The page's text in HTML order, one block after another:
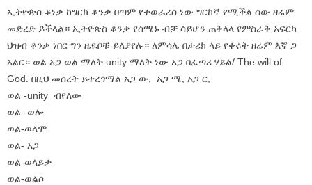
ኢትዮጵስ ቆነቃ ከግርክ ቆንቃ በጣም የተወራረሰ ነው ግርከኛ የሚችል ሰው ዘሬም
መድረድ ይችላል። ኢትዮጵስ ቆንቃ የሰሜኑ ብቻ ሳይሆን ጠቅላላ የምስራቅ አፍርካ
ህዝብ ቆንቃ ነበር ግን ዜዪቦቹ ይለያየሉ። ለምሳሌ በታሪክ ላይ የቀሩት ዘሬም እኛ ጋ
አልር። ወል አጋ ወል ማለት unity ማለት ነው አጋ በፈጣሪ ሃይል/ The will of
God. በዚህ መሰረት ይተረጎማል አጋ ው, አጋ ሜ, አጋ ር,
ወል -unity ብየለው
ወል -ወሎ
ወል-ወላሞ
ወል- አጋ
ወል-ወላይታ
ወል-ወልሶ